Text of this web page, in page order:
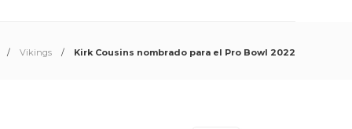
Vikings Kirk Cousins nombrado para el Pro Bowl 2022